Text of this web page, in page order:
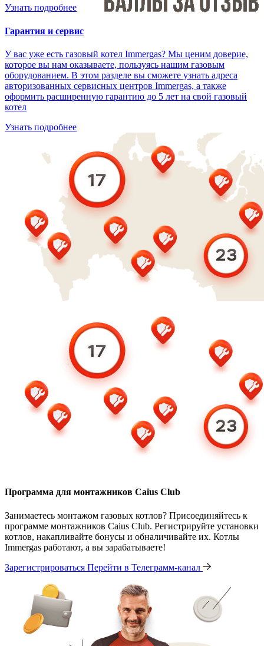
Узнать подробнее
Гарантия и сервис
У вас уже есть газовый котел Immergas? Мы ценим доверие,
которое вы нам оказываете, пользуясь нашим газовым
оборудованием. В этом разделе вы сможете узнать адреса
авторизованных сервисных центров Immergas, а также
оформить расширенную гарантию до 5 лет на свой газовый
котел
Узнать подробнее
Программа для монтажников Caius Club
Занимаетесь монтажом газовых котлов? Присоединяйтесь к
программе монтажников Caius Club. Регистрируйте установки
котлов, накапливайте бонусы и обналичивайте их. Котлы
Immergas работают, а вы зарабатываете!
Зарегистрироваться Перейти в Телеграмм-канал